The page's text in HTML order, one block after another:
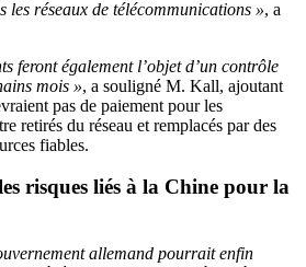
les réseaux de télécommunications », a
feront également l’objet d’un contrôle
mois », a souligné M. Kall, ajoutant
pas de paiement pour les
retirés du réseau et remplacés par des
fiables.
risques liés à la Chine pour la
allemand pourrait enfin